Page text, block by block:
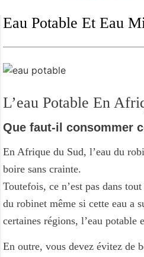
Eau Potable Et Eau
L’eau Potable En
Que faut-il consommer
En Afrique du Sud, l’eau du
boire sans crainte.
Toutefois, ce n’est pas dans
du robinet même si cette eau a
certaines régions, l’eau potable
En outre, vous devez évitez de